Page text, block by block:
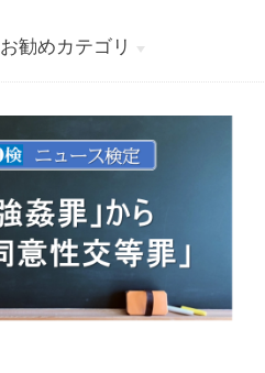
お勧めカテゴリ
投稿
学び
マンガ
電子書籍